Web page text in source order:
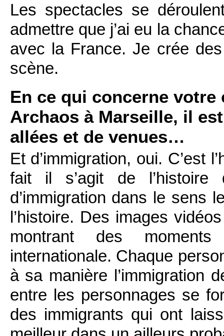
Les spectacles se
admettre que j’ai eu la
avec la France. Je crée
scène.
En ce qui concerne
Archaos à Marseille, il
allées et de venues…
Et d’immigration, oui. C’est
fait il s’agit de l’histoire
d’immigration dans le sens
l’histoire. Des images
montrant des moments
internationale. Chaque
à sa manière l’immigration
entre les personnages se
des immigrants qui ont